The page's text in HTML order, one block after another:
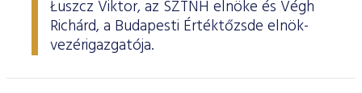
Łuszcz Viktor, az SZTNH elnöke és Végh
Richárd, a Budapesti Értéktőzsde elnök-
vezérigazgatója.